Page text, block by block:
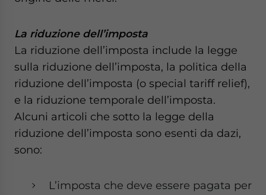
La riduzione dell’imposta
La riduzione dell’imposta include la legge
sulla riduzione dell’imposta, la politica della
riduzione dell’imposta (o special tariff relief),
e la riduzione temporale dell’imposta.
Alcuni articoli che sotto la legge della
riduzione dell’imposta sono esenti da dazi,
sono:
L’imposta che deve essere pagata per